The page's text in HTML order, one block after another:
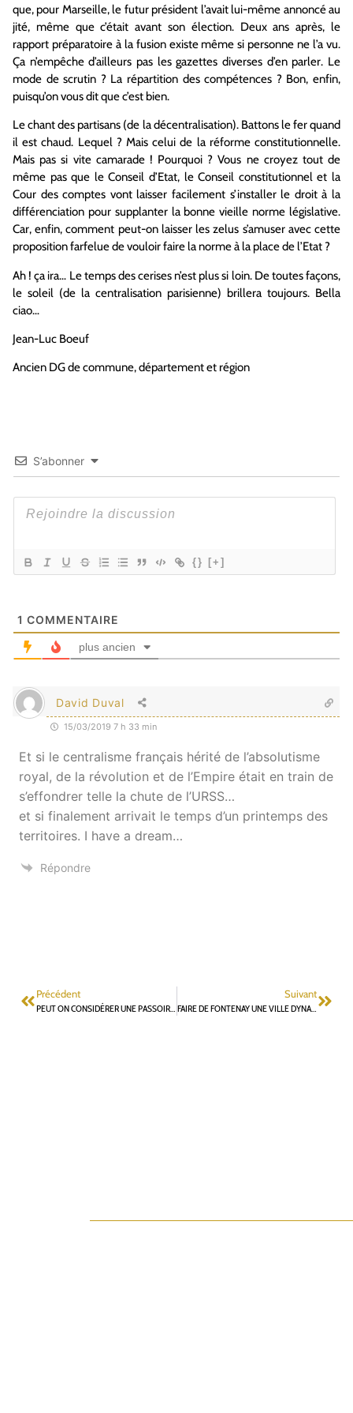
que, pour Marseille, le futur président l’avait lui-même annoncé au
jité, même que c’était avant son élection. Deux ans après, le
rapport préparatoire à la fusion existe même si personne ne l’a vu.
Ça n’empêche d’ailleurs pas les gazettes diverses d’en parler. Le
mode de scrutin ? La répartition des compétences ? Bon, enfin,
puisqu’on vous dit que c’est bien.
Le chant des partisans (de la décentralisation). Battons le fer quand
il est chaud. Lequel ? Mais celui de la réforme constitutionnelle.
Mais pas si vite camarade ! Pourquoi ? Vous ne croyez tout de
même pas que le Conseil d’Etat, le Conseil constitutionnel et la
Cour des comptes vont laisser facilement s’installer le droit à la
différenciation pour supplanter la bonne vieille norme législative.
Car, enfin, comment peut-on laisser les zelus s’amuser avec cette
proposition farfelue de vouloir faire la norme à la place de l’Etat ?
Ah ! ça ira… Le temps des cerises n’est plus si loin. De toutes façons,
le soleil (de la centralisation parisienne) brillera toujours. Bella
ciao…
Jean-Luc Boeuf
Ancien DG de commune, département et région
S’abonner
{} [+]
1 COMMENTAIRE
plus ancien
David Duval
15/03/2019 7 h 33 min
Et si le centralisme français hérité de l’absolutisme
royal, de la révolution et de l’Empire était en train de
s’effondrer telle la chute de l’URSS…
et si finalement arrivait le temps d’un printemps des
territoires. I have a dream…
Répondre
Précédent Suivant
FAIRE DE FONTENAY UNE VILLE DYNAMIQUE, CONVIVIALE ET ATTRACTIVE